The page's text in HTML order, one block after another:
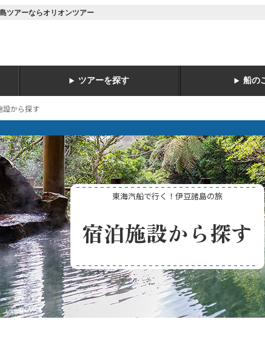
ツアーならオリオンツアー
ツアーを探す 船の
設から探す
東海汽船で行く！伊豆諸島の旅
宿泊施設から探す